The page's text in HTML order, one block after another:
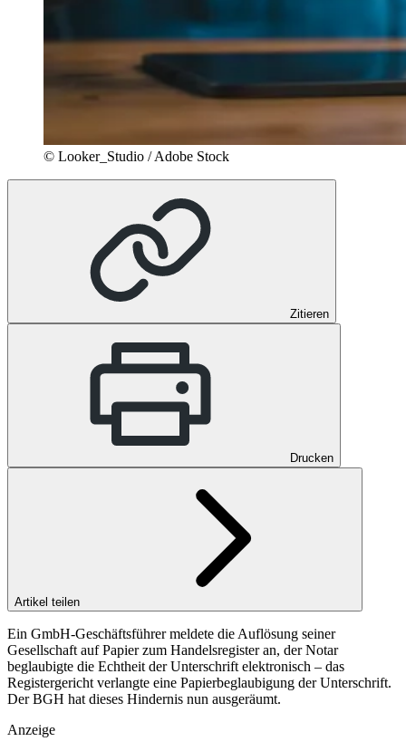
© Looker_Studio / Adobe Stock
Zitieren
Drucken
Artikel teilen
Ein GmbH-Geschäftsführer meldete die Auflösung seiner
Gesellschaft auf Papier zum Handelsregister an, der Notar
beglaubigte die Echtheit der Unterschrift elektronisch – das
Registergericht verlangte eine Papierbeglaubigung der Unterschrift.
Der BGH hat dieses Hindernis nun ausgeräumt.
Anzeige